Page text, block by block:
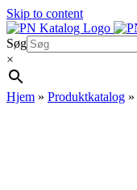
Skip to content
Søg
×
Hjem » Produktkatalog »